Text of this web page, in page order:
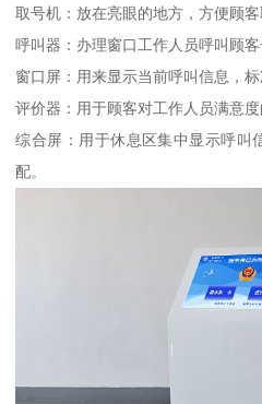
取号机：放在亮眼的地方，方便顾客
呼叫器：办理窗口工作人员呼叫顾
窗口屏：用来显示当前呼叫信息，
评价器：用于顾客对工作人员满意
综合屏：用于休息区集中显示呼叫
配。